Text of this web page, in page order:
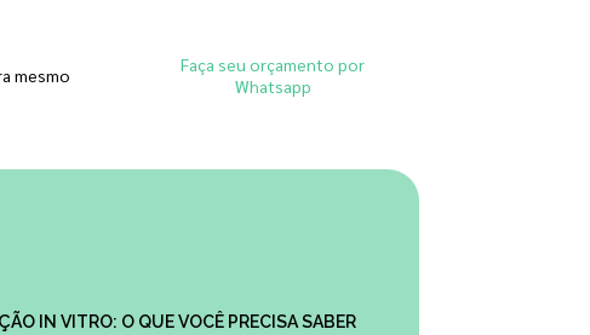
mesmo
Faça seu orçamento por
Whatsapp
IN VITRO: O QUE VOCÊ PRECISA SABER